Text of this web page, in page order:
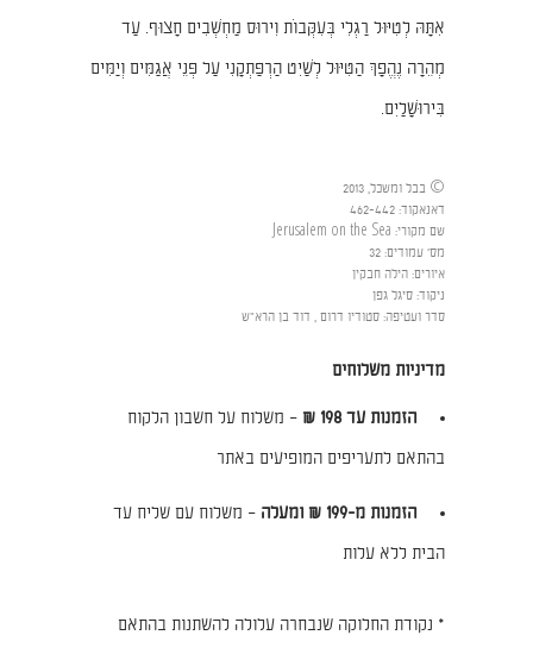
אִתָּהּ לְטִיּוּל רַגְלִי בְּעִקְּבוֹת וִירוּס מַחְשְׁבִים חָצוּף. עַד
מְהֵרָה נֶהֱפָךְ הַטִּיּוּל לְשַׁיִט הַרְפַּתְקָנִי עַל פְּנֵי אֲגַמִּים וְיַמִּים
בִּירוּשָׁלַיִם.
© בבל ומשכל, 2013
דאנאקוד:
462-442
שם מקורי:
Jerusalem on the Sea
מס' עמודים:
32
איורים: הילה חבקין
ניקוד: סיגל גפן
סדר ועטיפה: סטודיו דרום , דוד בן הרא"ש
מדיניות משלוחים
הזמנות עד 198 ₪
– משלוח על חשבון הלקוח
בהתאם לתעריפים המופיעים באתר
הזמנות מ-199 ₪ ומעלה
– משלוח עם שליח עד
הבית ללא עלות
* נקודת החלוקה שנבחרה עלולה להשתנות בהתאם